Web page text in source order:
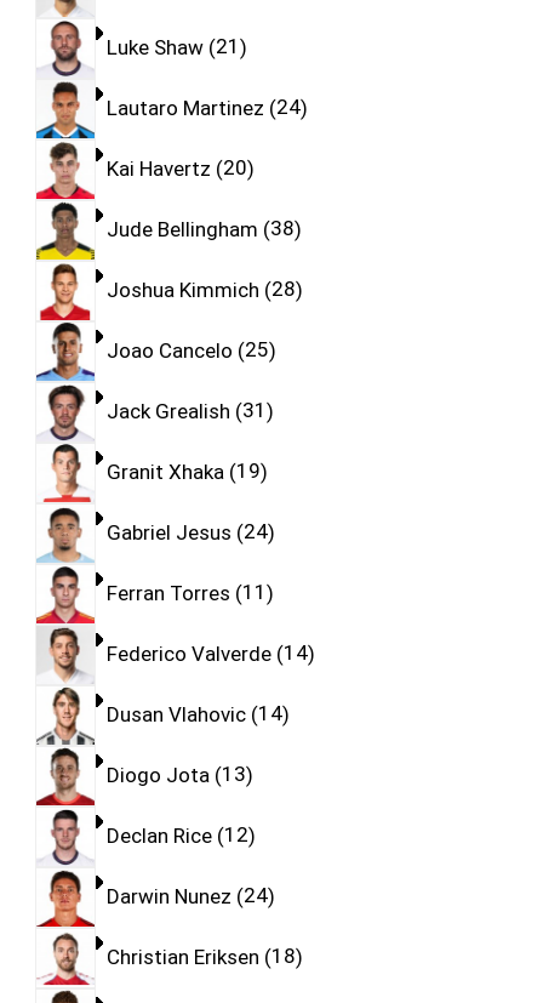
Luke Shaw 21
Lautaro Martinez 24
Kai Havertz 20
Jude Bellingham 38
Joshua Kimmich 28
Joao Cancelo 25
Jack Grealish 31
Granit Xhaka 19
Gabriel Jesus 24
Ferran Torres 11
Federico Valverde 14
Dusan Vlahovic 14
Diogo Jota 13
Declan Rice 12
Darwin Nunez 24
Christian Eriksen 18